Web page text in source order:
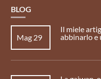
BLOG
Il miele
abbinarlo e
Mag 29